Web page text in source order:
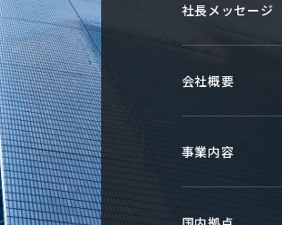
社長メッセージ
会社概要
事業内容